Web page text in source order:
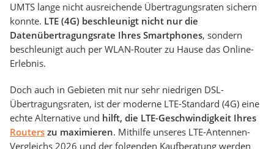
UMTS lange nicht ausreichende Übertragungsraten sichern
konnte. LTE (4G) beschleunigt nicht nur die
Datenübertragungsrate Ihres Smartphones, sondern
beschleunigt auch per WLAN-Router zu Hause das Online-
Erlebnis.
Doch auch in Gebieten mit nur sehr niedrigen DSL-
Übertragungsraten, ist der moderne LTE-Standard (4G) eine
echte Alternative und hilft, die LTE-Geschwindigkeit Ihres
Routers zu maximieren. Mithilfe unseres LTE-Antennen-
Vergleichs 2026 und der folgenden Kaufberatung werden